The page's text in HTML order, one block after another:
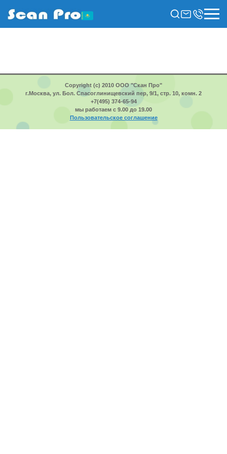
Copyright (c) 2010 ООО "Скан Про"
г.Москва, ул. Бол. Спасоглинищевский пер, 9/1, стр. 10, комн. 2
+7(495) 374-65-94
мы работаем с 9.00 до 19.00
Пользовательское соглашение